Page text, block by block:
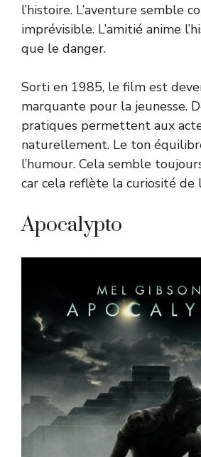
l’histoire. L’aventure semble
imprévisible. L’amitié anime
que le danger.
Sorti en 1985, le film est
marquante pour la jeunesse.
pratiques permettent aux
naturellement. Le ton
l’humour. Cela semble
car cela reflète la curiosité de
Apocalypto